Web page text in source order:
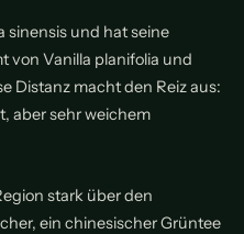
sinensis und hat seine
von Vanilla planifolia und
Distanz macht den Reiz aus:
aber sehr weichem
stark über den
ein chinesischer Grüntee